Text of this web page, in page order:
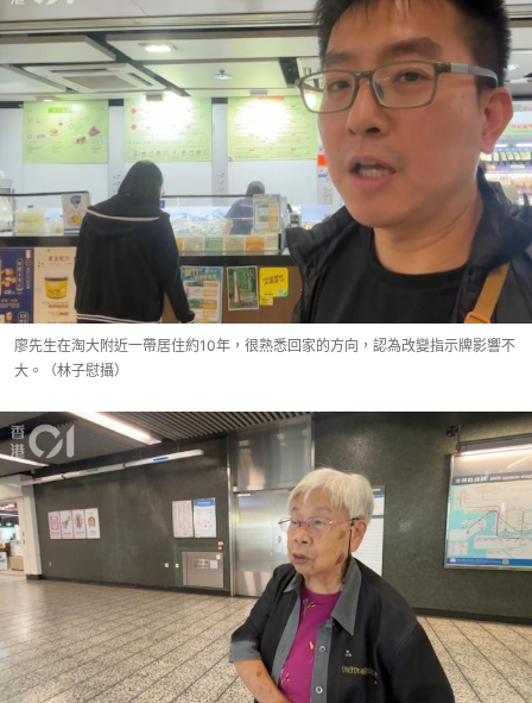
廖先生在淘大附近一帶居住約10年，很熟悉回家的方向，認為改變指示牌影響不
大。（林子慰攝）